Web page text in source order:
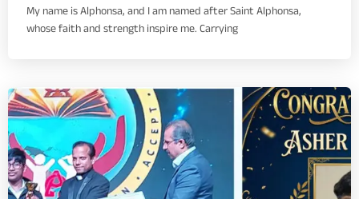
My name is Alphonsa, and I am named after Saint Alphonsa,
whose faith and strength inspire me. Carrying